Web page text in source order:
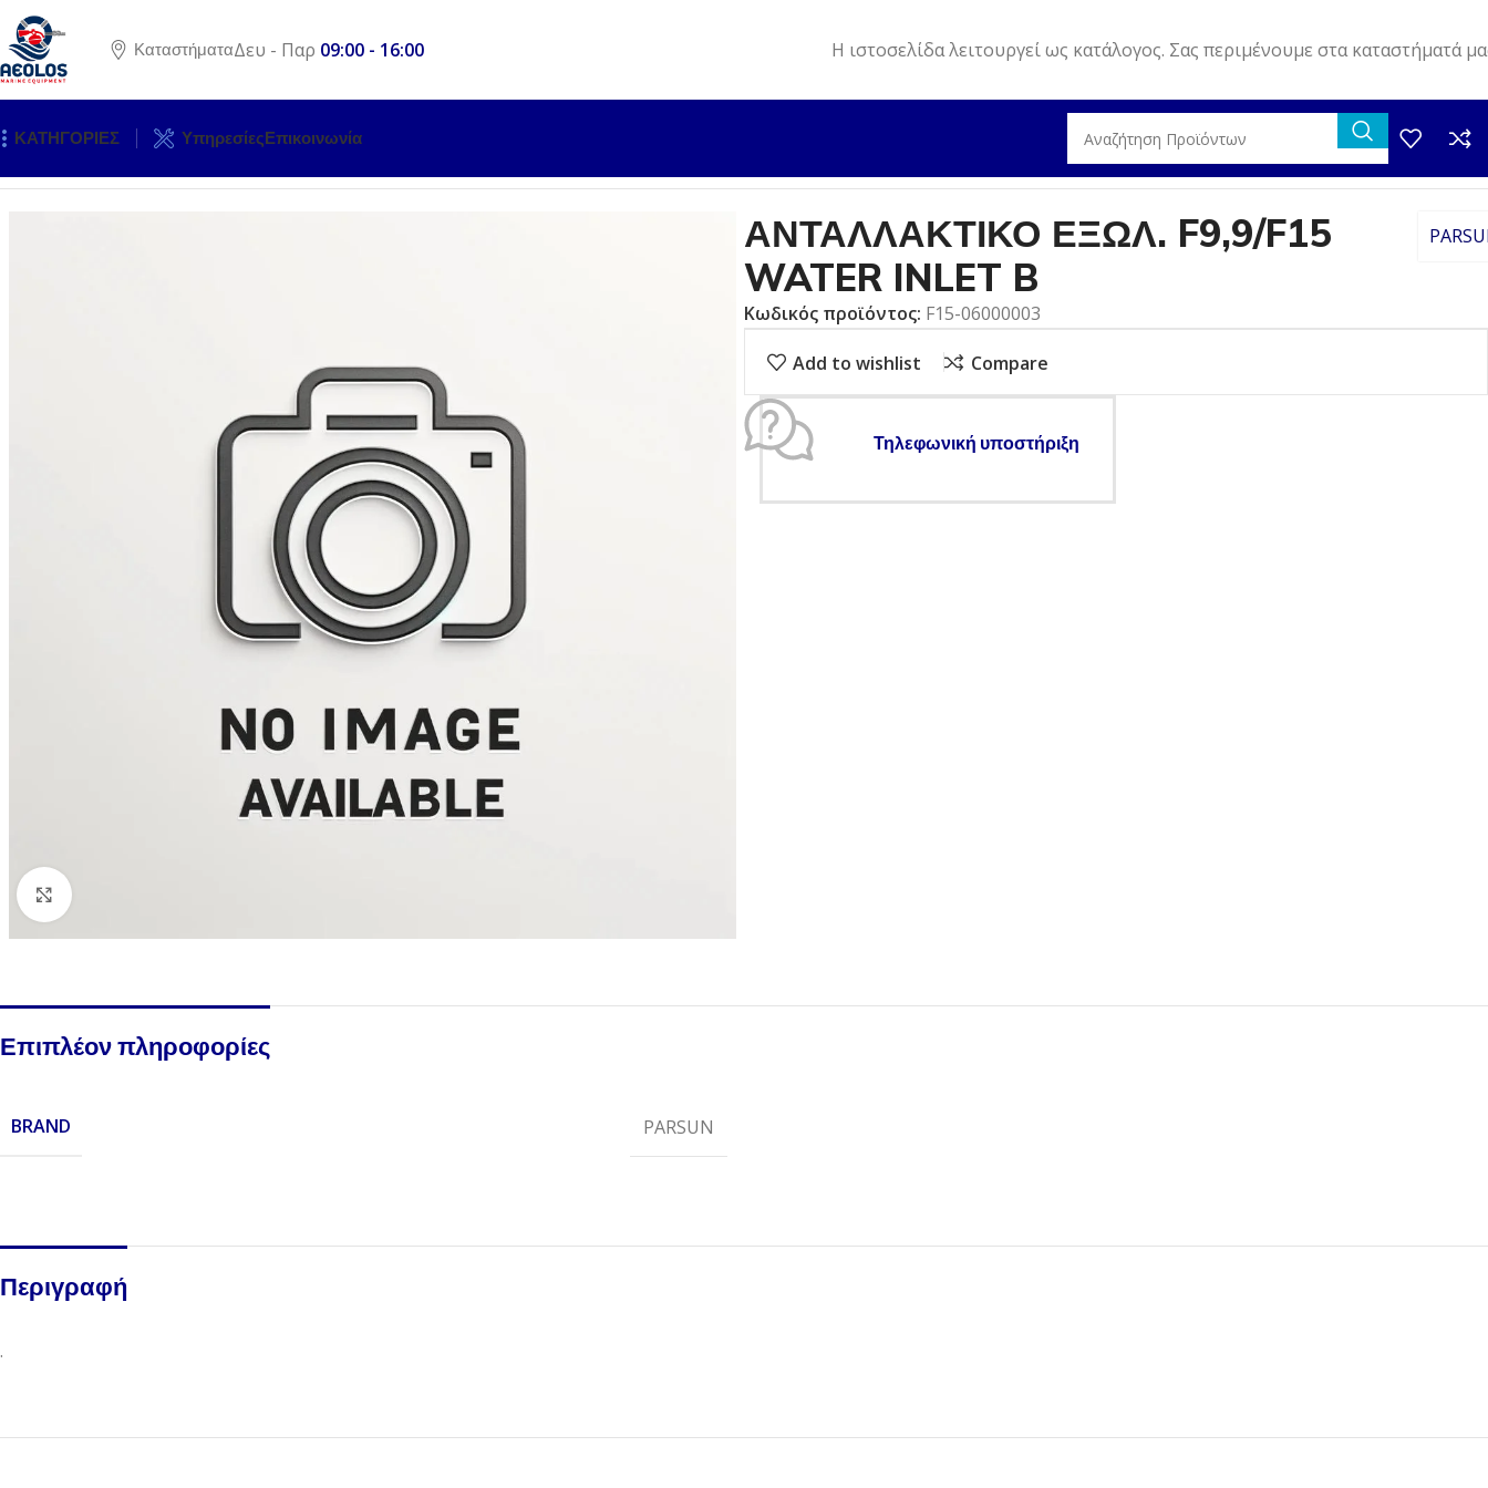
ΚαταστήματαΔευ - Παρ 09:00 - 16:00 Η ιστοσελίδα λειτουργεί ως κατάλογος. Σας περιμένουμε στα καταστήματά
ΚΑΤΗΓΟΡΙΕΣ ΥπηρεσίεςΕπικοινωνία
ΑΝΤΑΛΛΑΚΤΙΚΟ ΕΞΩΛ. F9,9/F15
WATER INLET B
Κωδικός προϊόντος: F15-06000003
Add to wishlist Compare
Τηλεφωνική υποστήριξη
Επιπλέον πληροφορίες
BRAND PARSUN
Περιγραφή
.